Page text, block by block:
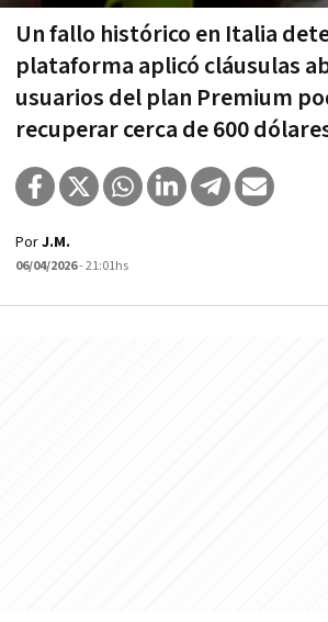
Un fallo histórico en Italia
plataforma aplicó cláusulas
usuarios del plan Premium
recuperar cerca de 600
PorJ.M.
06/04/2026- 21:01hs